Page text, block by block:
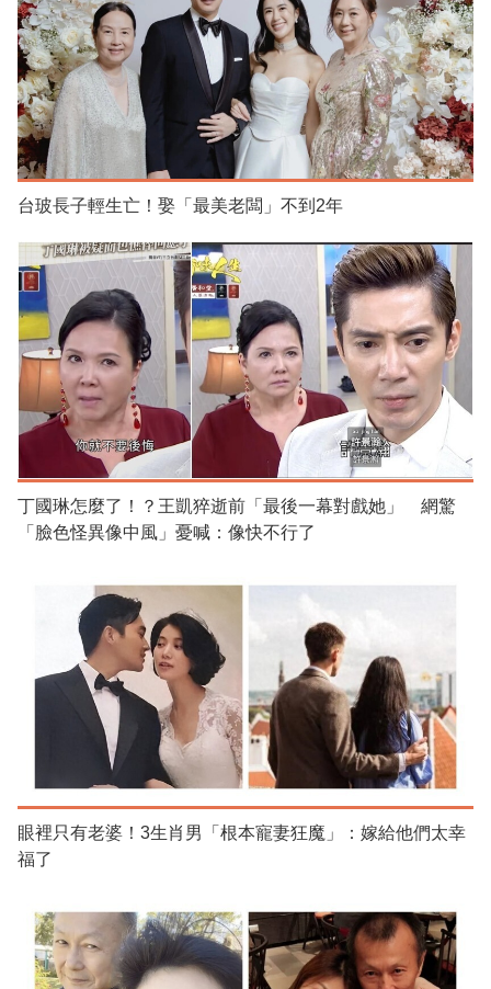
台玻長子輕生亡！娶「最美老闆」不到2年
丁國琳怎麼了！？王凱猝逝前「最後一幕對戲她」 網驚
「臉色怪異像中風」憂喊：像快不行了
眼裡只有老婆！3生肖男「根本寵妻狂魔」：嫁給他們太幸
福了